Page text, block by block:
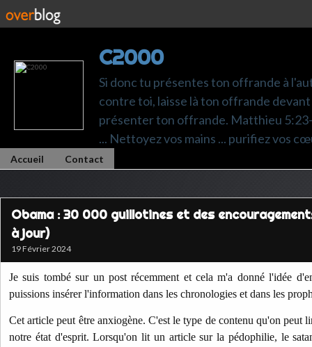
C2000
Si donc tu présentes ton offrande à
contre toi, laisse là ton offrande
présenter ton offrande. Matthieu 5:23-
... Nettoyez vos mains ... purifiez vos
Accueil Contact
Obama : 30 000 guillotines et des
à jour)
19 Février 2024
Je suis tombé sur un post récemment et cela m'a donné l'idée
puissions insérer l'information dans les chronologies et dans les
Cet article peut être anxiogène. C'est le type de contenu qu'on peut
notre état d'esprit. Lorsqu'on lit un article sur la pédophilie, le